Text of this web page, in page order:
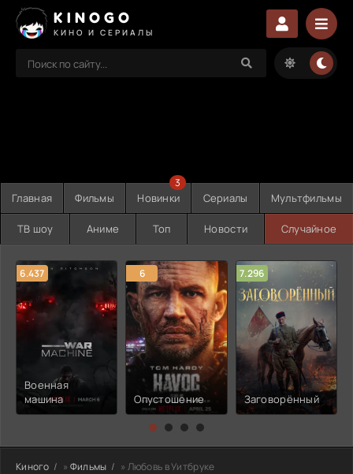
KINOGO
КИНО И СЕРИАЛЫ
Главная Фильмы Новинки
3
Сериалы Мультфильмы
ТВ шоу Аниме Топ Новости Случайное
6.437
Военная
машина
6
Опустошение
7.296
Заговорённый
Киного » Фильмы » Любовь в Уитбруке